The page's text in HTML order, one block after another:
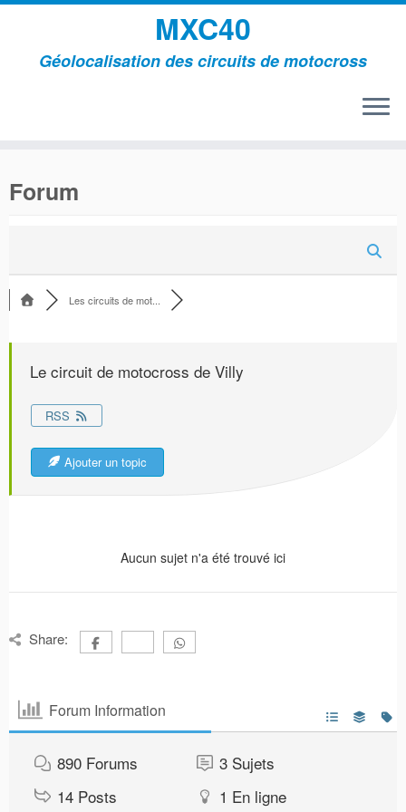
contenu
MXC40
Géolocalisation des circuits de motocross
Forum
Les circuits de mot...
Le circuit de motocross de Villy
RSS
Ajouter un topic
Aucun sujet n'a été trouvé ici
Share:
Forum Information
890 Forums 3 Sujets
14 Posts 1 En ligne